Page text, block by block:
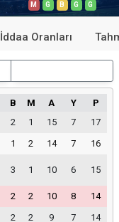
M G B G G
İddaa Oranları
B M A Y
P
2 1 15 7
17
1 2 14 7 16
3 1 10 6 15
2 2 10 8
14
2 2 9 7
14